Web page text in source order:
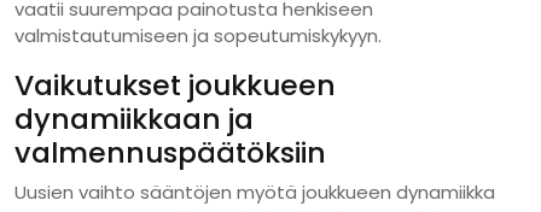
vaatii suurempaa painotusta henkiseen
valmistautumiseen ja sopeutumiskykyyn.
Vaikutukset joukkueen
dynamiikkaan ja
valmennuspäätöksiin
Uusien vaihto sääntöjen myötä joukkueen dynamiikka